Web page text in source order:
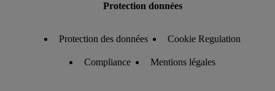
Protection données
Protection des données Cookie Regulation
Compliance Mentions légales